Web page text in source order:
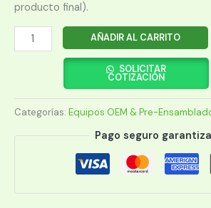
producto final).
E-
CEL
G3900/8GB/1TB/DVD/WIN10
AÑADIR AL CARRITO
SOLICITAR
COTIZACIÓN
Categorías: Equipos OEM & Pre-
Pago seguro